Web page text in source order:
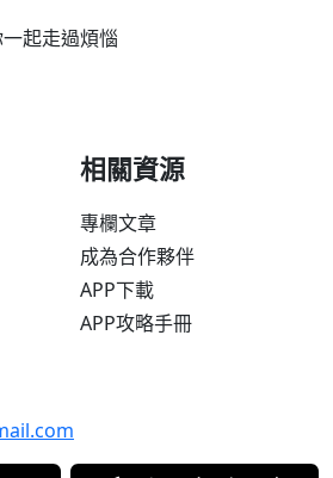
起走過煩惱
相關資源
專欄文章
成為合作夥伴
APP下載
APP攻略手冊